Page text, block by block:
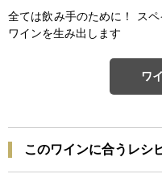
全ては飲み手のために！ ス
ワインを生み出します
ワ
このワインに合うレシ